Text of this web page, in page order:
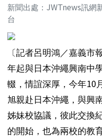
新聞出處：JWTnews訊網
台
〔記者呂明鴻／嘉義
年起與日本沖繩興南中
輟，情誼深厚，今年10
旭親赴日本沖繩，與興
姊妹校協議，彼此交換
的開始，也為兩校的教